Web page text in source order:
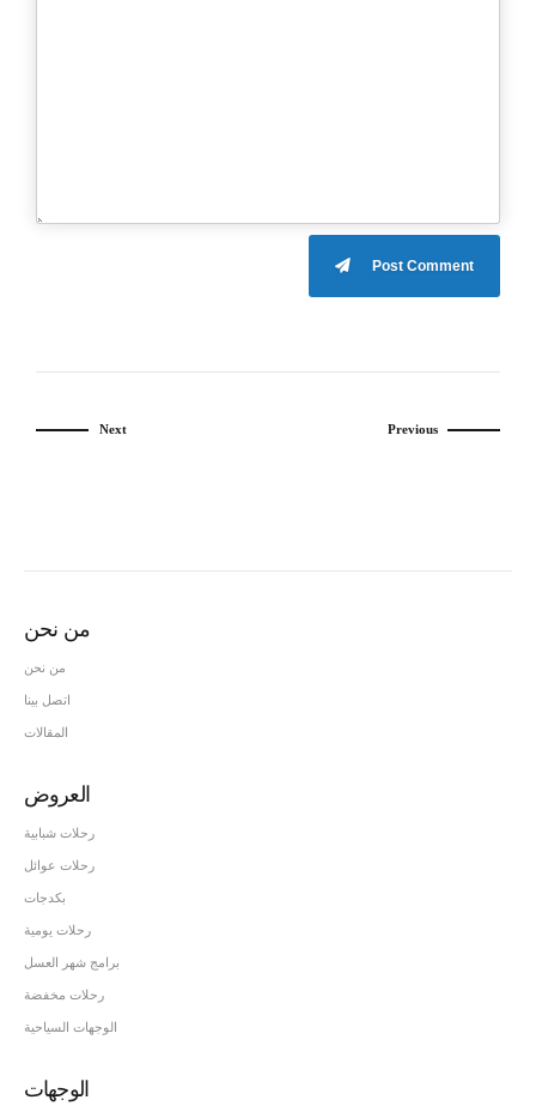
Post Comment
Previous
Next
من نحن
من نحن
اتصل بينا
المقالات
العروض
رحلات شبابية
رحلات عوائل
بكدجات
رحلات يومية
برامج شهر العسل
رحلات مخفضة
الوجهات السياحية
الوجهات